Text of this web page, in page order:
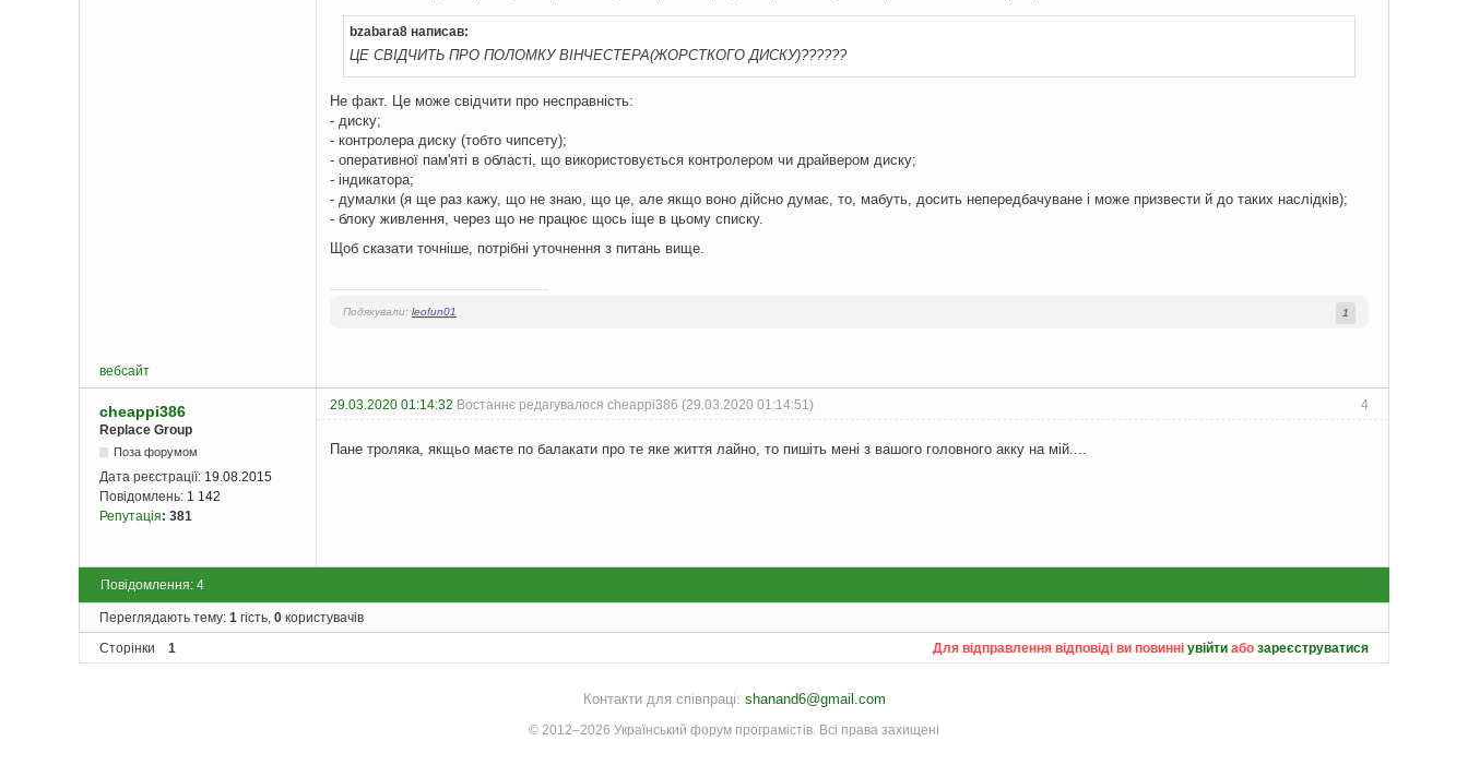
bzabara8 написав:
ЦЕ СВІДЧИТЬ ПРО ПОЛОМКУ ВІНЧЕСТЕРА(ЖОРСТКОГО ДИСКУ)??????
Не факт. Це може свідчити про несправність:
- диску;
- контролера диску (тобто чипсету);
- оперативної пам'яті в області, що використовується контролером чи драйвером диску;
- індикатора;
- думалки (я ще раз кажу, що не знаю, що це, але якщо воно дійсно думає, то, мабуть, досить непередбачуване і може призвести й до таких наслідків);
- блоку живлення, через що не працює щось іще в цьому списку.
Щоб сказати точніше, потрібні уточнення з питань вище.
Подякували: leofun01 1
вебсайт
4
cheappi386 29.03.2020 01:14:32 Востаннє редагувалося cheappi386 (29.03.2020 01:14:51)
Replace Group
Поза форумом
Дата реєстрації: 19.08.2015
Повідомлень: 1 142
Репутація: 381
Пане троляка, якщьо маєте по балакати про те яке життя лайно, то пишіть мені з вашого головного акку на мій....
Повідомлення: 4
Переглядають тему: 1 гість, 0 користувачів
Сторінки
1 Для відправлення відповіді ви повинні увійти або зареєструватися
Контакти для співпраці: shanand6@gmail.com
© 2012–2026 Український форум програмістів. Всі права захищені